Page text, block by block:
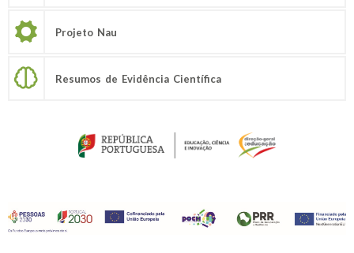
Projeto Nau
Resumos de Evidência Científica